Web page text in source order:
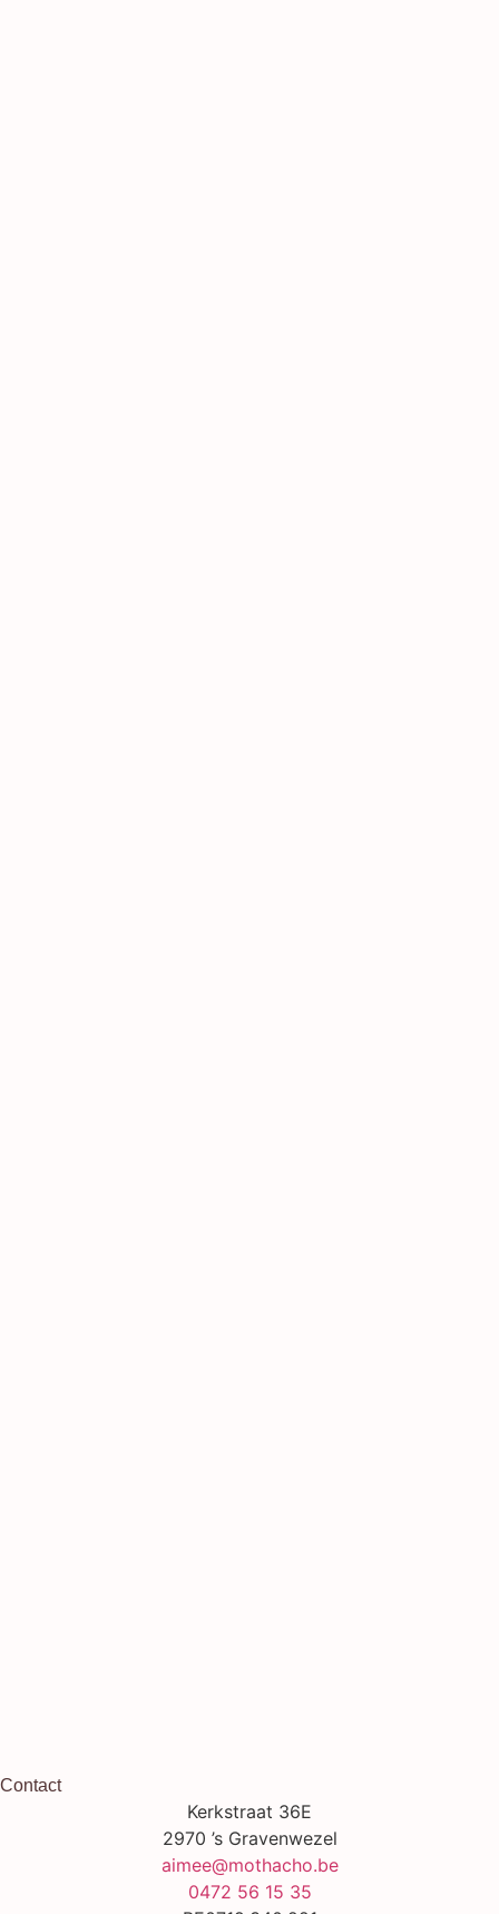
Contact
Kerkstraat 36E
2970 ’s Gravenwezel
aimee@mothacho.be
0472 56 15 35